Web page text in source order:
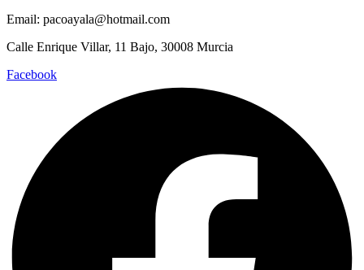
Email: pacoayala@hotmail.com
Calle Enrique Villar, 11 Bajo, 30008 Murcia
Facebook